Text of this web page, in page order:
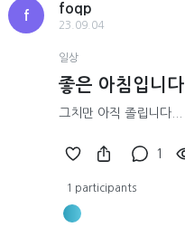
f
foqp
23.09.04
일상
좋은 아침입니다
그치만 아직 졸립니다...
1
1 participants